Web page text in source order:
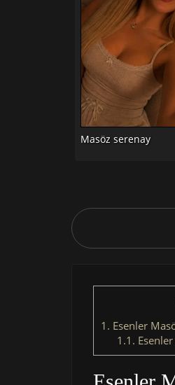
Masöz serenay
1. Esenler
1.1.